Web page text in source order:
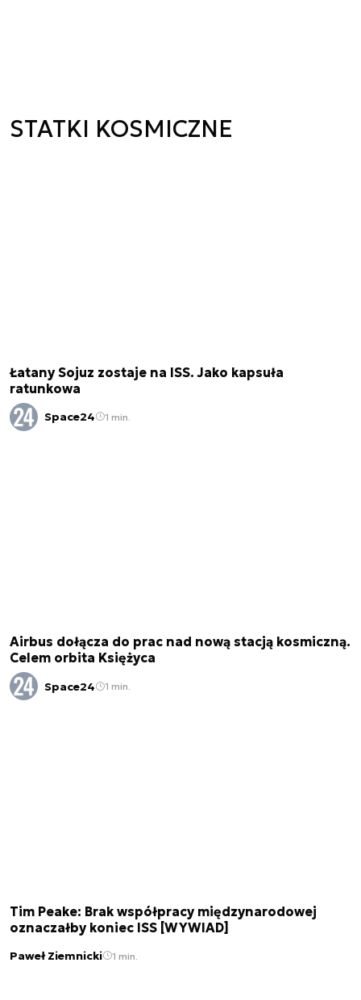
STATKI KOSMICZNE
Łatany Sojuz zostaje na ISS. Jako kapsuła
ratunkowa
Space24 1 min.
Airbus dołącza do prac nad nową stacją kosmiczną.
Celem orbita Księżyca
Space24 1 min.
Tim Peake: Brak współpracy międzynarodowej
oznaczałby koniec ISS [WYWIAD]
Paweł Ziemnicki 1 min.